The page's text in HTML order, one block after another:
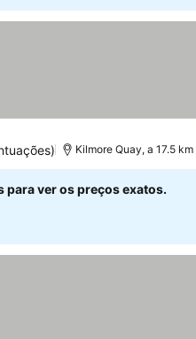
Kilmore Quay, a 17.5
para ver os preços exatos.